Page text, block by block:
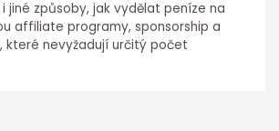
jiné způsoby, jak vydělat peníze na
affiliate programy, sponsorship a
které nevyžadují určitý počet